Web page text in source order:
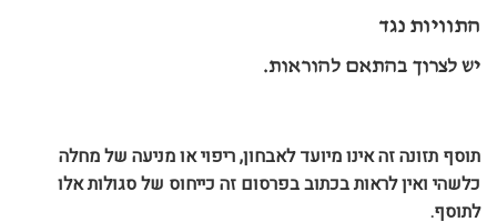
התוויות נגד
יש לצרוך בהתאם להוראות.
תוסף תזונה זה אינו מיועד לאבחון, ריפוי או מניעה של מחלה
כלשהי ואין לראות בכתוב בפרסום זה כייחוס של סגולות אלו
לתוסף.